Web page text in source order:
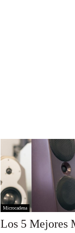
Microcadena
Los 5 Mejores